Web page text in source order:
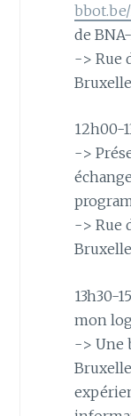
de
-> Rue
12h00-
->
-> Rue
13h30-
mon
-> Une